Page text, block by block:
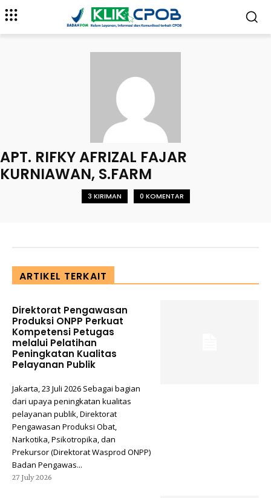
APT. RIFKY AFRIZAL FAJAR
KURNIAWAN, S.FARM
3 KIRIMAN 0 KOMENTAR
ARTIKEL TERKAIT
Direktorat Pengawasan
Produksi ONPP Perkuat
Kompetensi Petugas
melalui Pelatihan
Peningkatan Kualitas
Pelayanan Publik
Jakarta, 23 Juli 2026 Sebagai bagian
dari upaya peningkatan kualitas
pelayanan publik, Direktorat
Pengawasan Produksi Obat,
Narkotika, Psikotropika, dan
Prekursor (Direktorat Wasprod ONPP)
Badan Pengawas...
27 July 2026